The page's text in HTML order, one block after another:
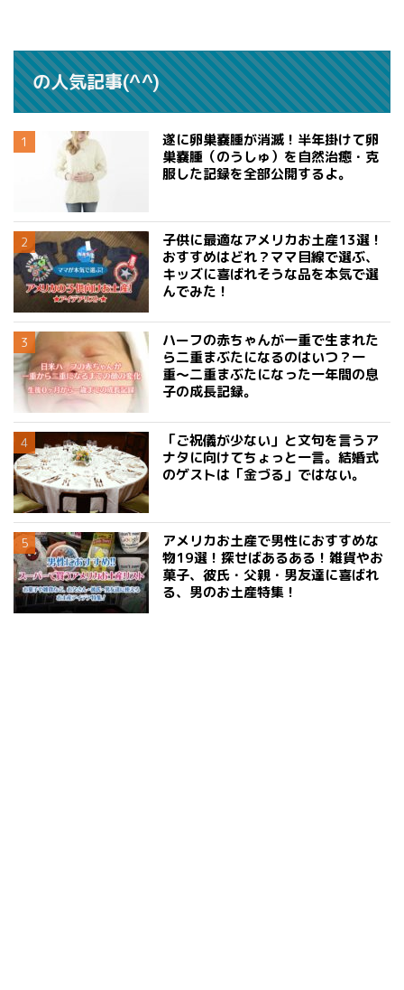
の人気記事(^^)
遂に卵巣嚢腫が消滅！半年掛けて卵
巣嚢腫（のうしゅ）を自然治癒・克
服した記録を全部公開するよ。
子供に最適なアメリカお土産13選！
おすすめはどれ？ママ目線で選ぶ、
キッズに喜ばれそうな品を本気で選
んでみた！
ハーフの赤ちゃんが一重で生まれた
ら二重まぶたになるのはいつ？一
重〜二重まぶたになった一年間の息
子の成長記録。
「ご祝儀が少ない」と文句を言うア
ナタに向けてちょっと一言。結婚式
のゲストは「金づる」ではない。
アメリカお土産で男性におすすめな
物19選！探せばあるある！雑貨やお
菓子、彼氏・父親・男友達に喜ばれ
る、男のお土産特集！